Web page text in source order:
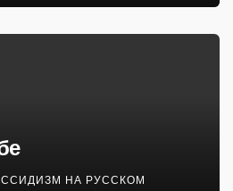
НА РУССКОМ